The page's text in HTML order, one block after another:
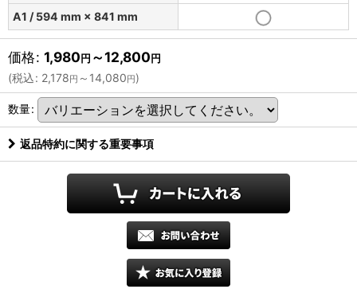
A1 / 594 mm × 841 mm
価格: 1,980円 ～12,800円
(税込: 2,178円 ～14,080円)
数量:
返品特約に関する重要事項